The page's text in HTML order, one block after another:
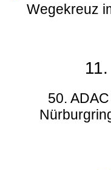
Wegekreuz
50.